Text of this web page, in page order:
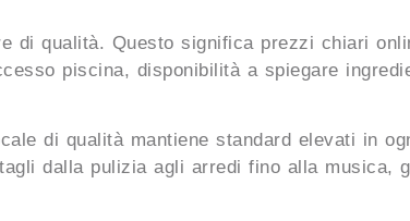
di qualità. Questo significa prezzi chiari
piscina, disponibilità a spiegare
di qualità mantiene standard elevati in
dalla pulizia agli arredi fino alla musica,